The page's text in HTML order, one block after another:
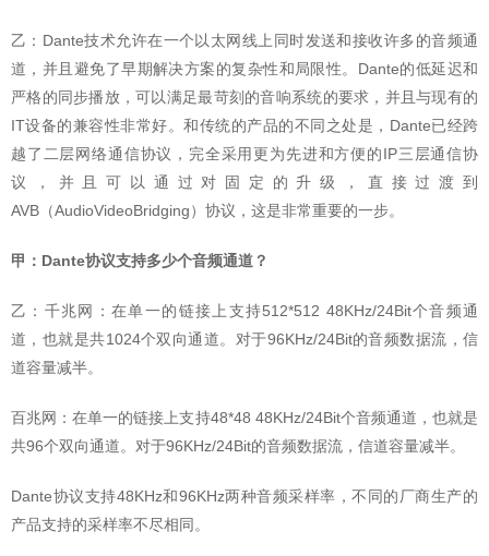
乙：Dante技术允许在一个以太网线上同时发送和接收许多的音频通
道，并且避免了早期解决方案的复杂性和局限性。Dante的低延迟和
严格的同步播放，可以满足最苛刻的音响系统的要求，并且与现有的
IT设备的兼容性非常好。和传统的产品的不同之处是，Dante已经跨
越了二层网络通信协议，完全采用更为先进和方便的IP三层通信协
议，并且可以通过对固定的升级，直接过渡到
AVB（AudioVideoBridging）协议，这是非常重要的一步。
甲：Dante协议支持多少个音频通道？
乙：千兆网：在单一的链接上支持512*512 48KHz/24Bit个音频通
道，也就是共1024个双向通道。对于96KHz/24Bit的音频数据流，信
道容量减半。
百兆网：在单一的链接上支持48*48 48KHz/24Bit个音频通道，也就是
共96个双向通道。对于96KHz/24Bit的音频数据流，信道容量减半。
Dante协议支持48KHz和96KHz两种音频采样率，不同的厂商生产的
产品支持的采样率不尽相同。